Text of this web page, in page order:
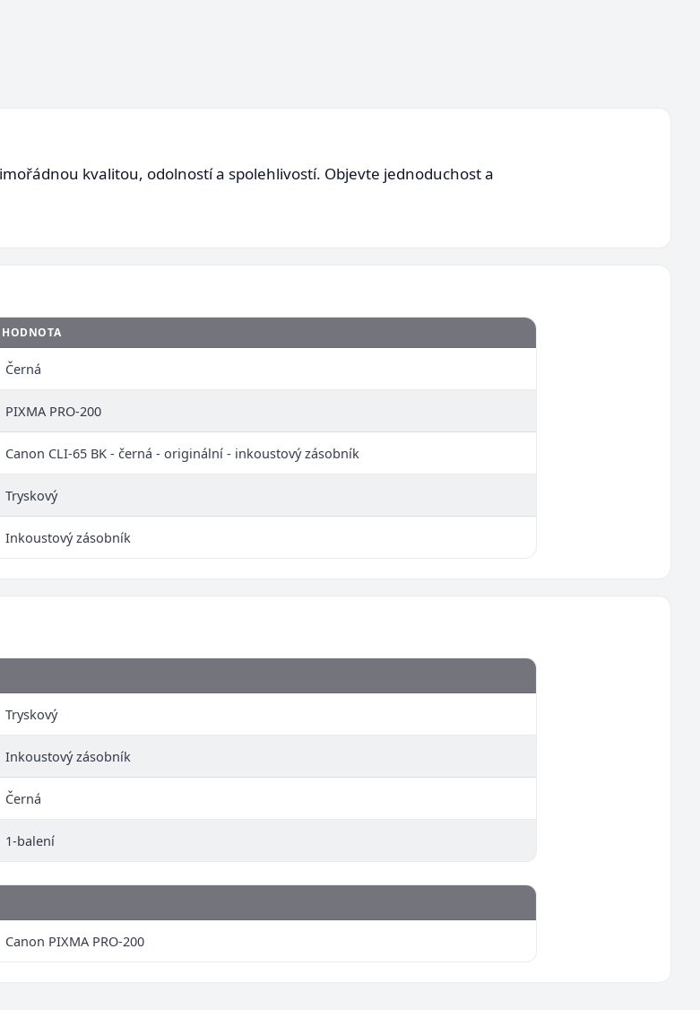
kvalitou, odolností a spolehlivostí. Objevte jednoduchost a
HODNOTA
Černá
PIXMA PRO-200
Canon CLI-65 BK - černá - originální - inkoustový zásobník
Tryskový
Inkoustový zásobník
Tryskový
Inkoustový zásobník
Černá
1-balení
Canon PIXMA PRO-200